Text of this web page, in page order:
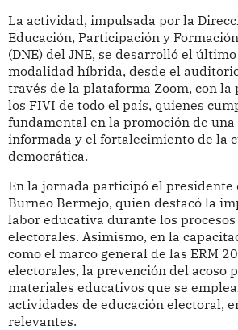
La actividad, impulsada por la
Educación, Participación y
(DNE) del JNE, se desarrolló el
modalidad híbrida, desde el auditorio
través de la plataforma Zoom, con
los FIVI de todo el país, quienes
fundamental en la promoción de
informada y el fortalecimiento de la
democrática.
En la jornada participó el presidente
Burneo Bermejo, quien destacó la
labor educativa durante los procesos
electorales. Asimismo, en la
como el marco general de las ERM
electorales, la prevención del acoso
materiales educativos que se
actividades de educación electoral,
relevantes.